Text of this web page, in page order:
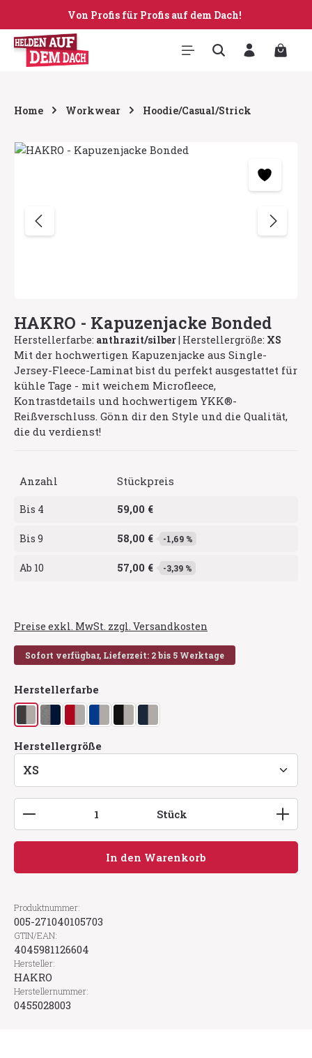
Zum Hauptinhalt springen
Von Profis für Profis auf dem Dach!
Home Workwear Hoodie/Casual/Strick
Bildergalerie überspringen
HAKRO - Kapuzenjacke Bonded
Herstellerfarbe: anthrazit/silber| Herstellergröße: XS
Mit der hochwertigen Kapuzenjacke aus Single-
Jersey-Fleece-Laminat bist du perfekt ausgestattet für
kühle Tage - mit weichem Microfleece,
Kontrastdetails und hochwertigem YKK®-
Reißverschluss. Gönn dir den Style und die Qualität,
die du verdienst!
Anzahl Stückpreis
Bis 4 59,00 €
Bis 9 58,00 € -1,69 %
Ab 10 57,00 € -3,39 %
Preise exkl. MwSt. zzgl. Versandkosten
Sofort verfügbar, Lieferzeit: 2 bis 5 Werktage
Herstellerfarbe
anthrazit/silber
grau meliert/tinte
rot/silberroyalblau/silber
schwarz/silber
tinte/silber
Herstellergröße
Produkt Anzahl: Gib den gewünschten Wert
Stück
In den Warenkorb
Produktnummer:
005-271040105703
GTIN/EAN:
4045981126604
Hersteller:
HAKRO
Herstellernummer:
0455028003